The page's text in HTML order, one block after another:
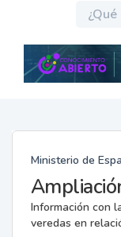
Ministerio de
Información con
veredas en